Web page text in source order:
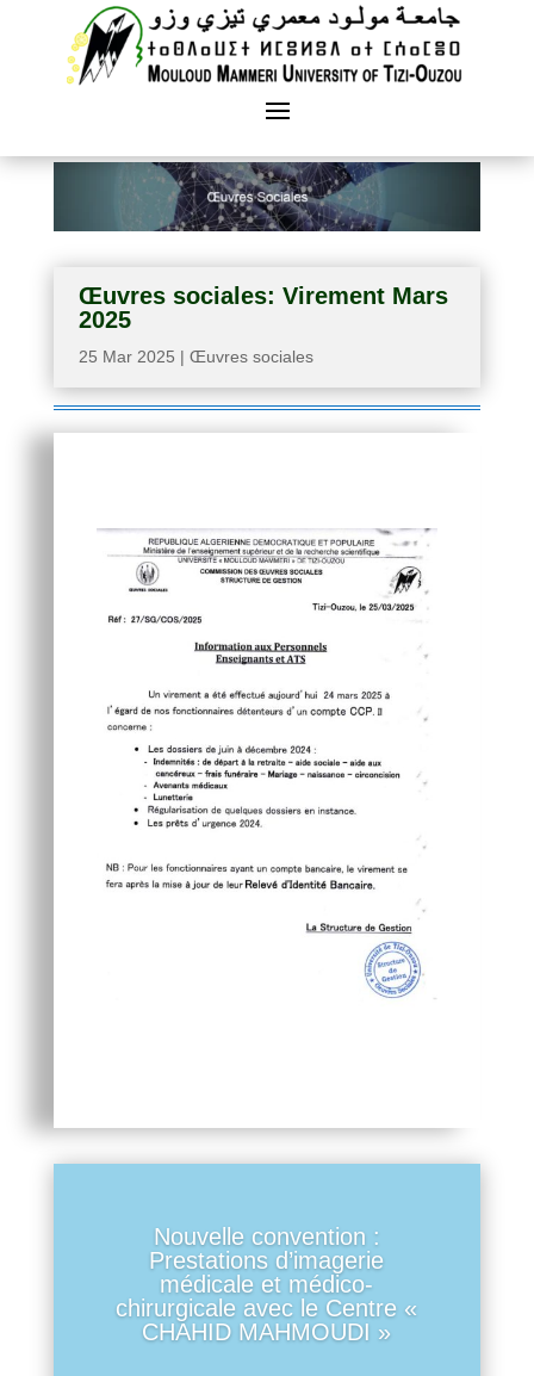
Œuvres sociales: Virement Mars
2025
25 Mar 2025 | Œuvres sociales
Nouvelle convention :
Prestations d’imagerie
médicale et médico-
chirurgicale avec le Centre «
CHAHID MAHMOUDI »